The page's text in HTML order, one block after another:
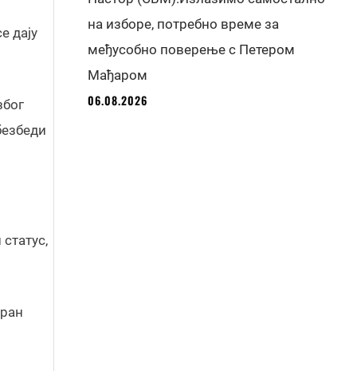
дају
на изборе, потребно време за
међусобно поверење с Петером
Мађаром
06.08.2026